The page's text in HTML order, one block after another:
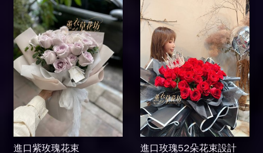
進口紫玫瑰花束
進口玫瑰52朵花束設計